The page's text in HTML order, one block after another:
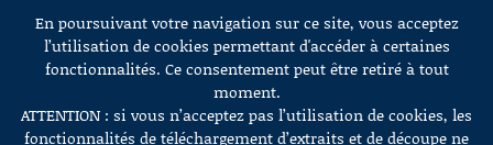
Aller au contenu
En poursuivant votre navigation sur ce site, vous acceptez
l’utilisation de cookies permettant d'accéder à certaines
fonctionnalités. Ce consentement peut être retiré à tout
moment.
ATTENTION : si vous n’acceptez pas l’utilisation de cookies, les
fonctionnalités de téléchargement d’extraits et de découpe ne